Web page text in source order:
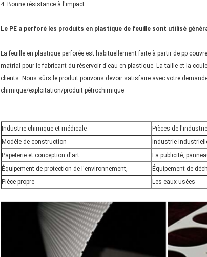
4. Bonne résistance à l'impact.
Le PE a perforé les produits en plastique de feuille sont utilisé
La feuille en plastique perforée est habituellement faite à partir de pp
matrial pour le fabricant du réservoir d'eau en plastique. La taille et la
clients. Nous sûrs le produit pouvons devoir satisfaire avec votre
chimique/exploitation/produit pétrochimique
Industrie chimique et médicale
Pièces de
Modèle de construction
Industrie
Papeterie et conception d'art
La publicité,
Équipement de protection de l'environnement,
Équipement de
Pièce propre
Les eaux usées